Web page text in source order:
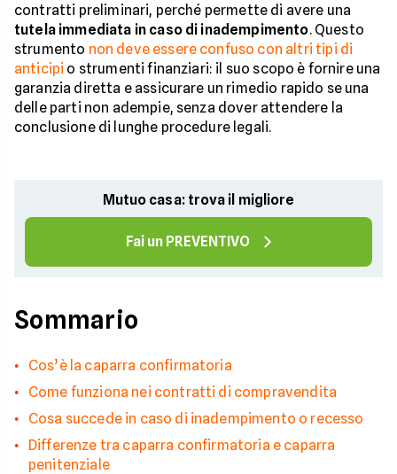
contratti preliminari, perché permette di avere una
tutela immediata in caso di inadempimento. Questo
strumento non deve essere confuso con altri tipi di
anticipi o strumenti finanziari: il suo scopo è fornire una
garanzia diretta e assicurare un rimedio rapido se una
delle parti non adempie, senza dover attendere la
conclusione di lunghe procedure legali.
Mutuo casa: trova il migliore
Fai un PREVENTIVO
Sommario
Cos’è la caparra confirmatoria
Come funziona nei contratti di compravendita
Cosa succede in caso di inadempimento o recesso
Differenze tra caparra confirmatoria e caparra
penitenziale